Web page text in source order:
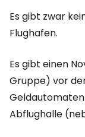
Es gibt zwar
Flughafen.
Es gibt einen
Gruppe) vor
Abflughalle